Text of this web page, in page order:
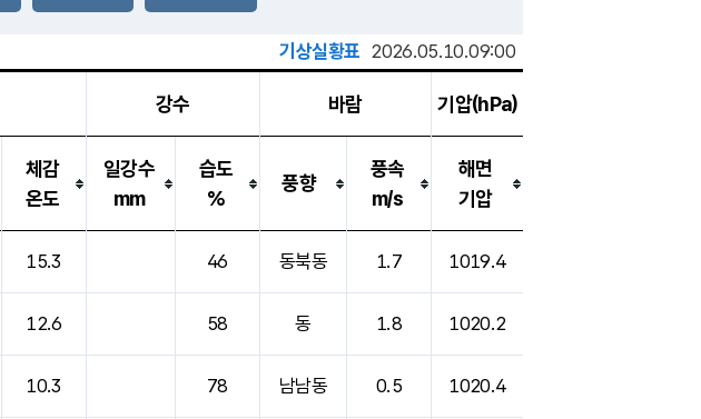
-mm
기상실황표 2026.05.10.09:00
강수 바람 기압(hPa)
체감
온도
일강수
mm
습도
%
풍향
풍속
m/s
해면
기압
15.3 46 동북동 1.7 1019.4
12.6 58 동 1.8 1020.2
10.3 78 남남동 0.5 1020.4